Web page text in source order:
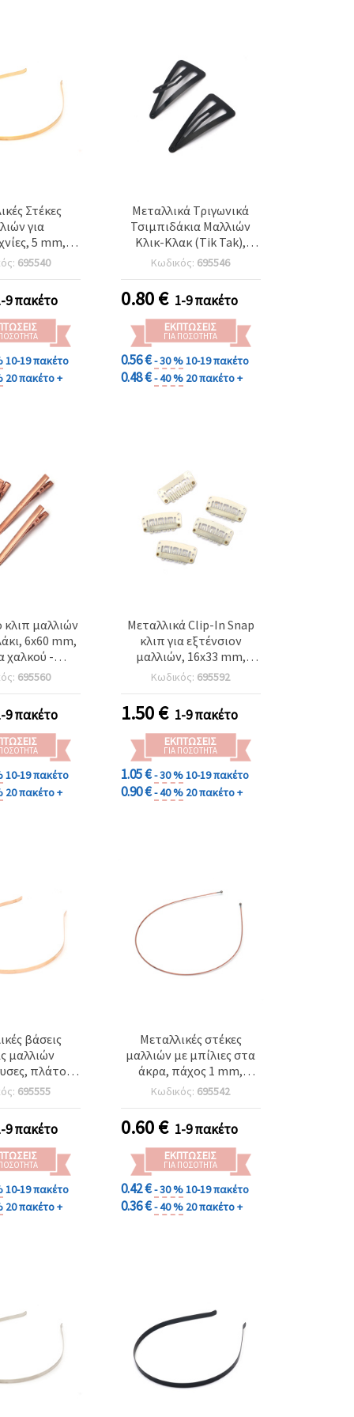
Στέκες
για
5 mm,
Χρώμα -
5 τεμ.
695540
9 πακέτο
10-19 πακέτο
20 πακέτο +
Μεταλλικά Τριγωνικά
Τσιμπιδάκια Μαλλιών
Κλικ-Κλακ (Tik Tak),
32x67x0,3 mm, Μαύρα - 2
τεμ.
Κωδικός: 695546
0.80€ 1-9 πακέτο
ΕΚΠΤΏΣΕΙΣ
ΓΙΑ ΠΟΣΌΤΗΤΑ
0.56 €- 30 %10-19 πακέτο
0.48 €- 40 % 20 πακέτο +
κλιπ μαλλιών
6x60 mm,
χαλκού -
10 τεμ.
695560
9 πακέτο
10-19 πακέτο
20 πακέτο +
Μεταλλικά Clip-In Snap
κλιπ για εξτένσιον
μαλλιών, 16x33 mm,
Λευκό - Σετ 10 τεμ.
Κωδικός: 695592
1.50€ 1-9 πακέτο
ΕΚΠΤΏΣΕΙΣ
ΓΙΑ ΠΟΣΌΤΗΤΑ
1.05 €- 30 %10-19 πακέτο
0.90 €- 40 % 20 πακέτο +
βάσεις
μαλλιών
πλάτος 5
τεμ., ιδανικές
&
695555
9 πακέτο
10-19 πακέτο
20 πακέτο +
Μεταλλικές στέκες
μαλλιών με μπίλιες στα
άκρα, πάχος 1 mm,
χρώμα χαλκού - σετ 5
τεμ.
Κωδικός: 695542
0.60€ 1-9 πακέτο
ΕΚΠΤΏΣΕΙΣ
ΓΙΑ ΠΟΣΌΤΗΤΑ
0.42 €- 30 %10-19 πακέτο
0.36 €- 40 % 20 πακέτο +